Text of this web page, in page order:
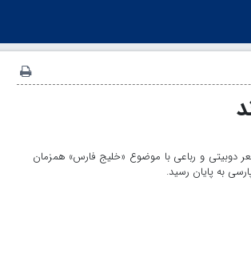
دوبیتی و رباعی با موضوع «خلیج فارس» همزمان
به پایان رسید.